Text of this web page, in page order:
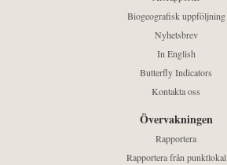
Biogeografisk uppföljning
Nyhetsbrev
In English
Butterfly Indicators
Kontakta oss
Övervakningen
Rapportera
Rapportera från punktlokal